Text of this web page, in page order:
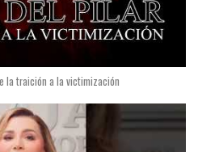
la traición a la victimización